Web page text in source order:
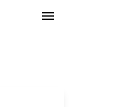
menu